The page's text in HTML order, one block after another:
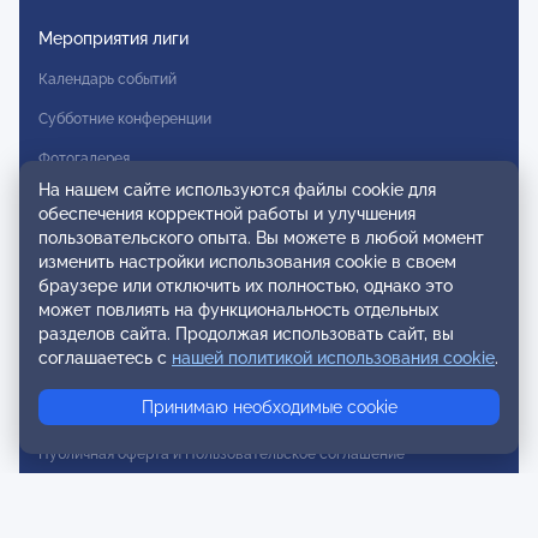
Мероприятия лиги
Календарь событий
Субботние конференции
Фотогалерея
Новости
Публикации
Контакты
Для спонсоров и партнеров
Обратная связь
Публичная оферта и Пользовательское соглашение
На нашем сайте используются файлы cookie для
обеспечения корректной работы и улучшения
пользовательского опыта. Вы можете в любой момент
изменить настройки использования cookie в своем
браузере или отключить их полностью, однако это
может повлиять на функциональность отдельных
разделов сайта. Продолжая использовать сайт, вы
соглашаетесь с нашей политикой использования cookie.
Принимаю необходимые cookie